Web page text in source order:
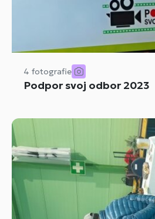
4 fotografie
Podpor svoj odbor 2023